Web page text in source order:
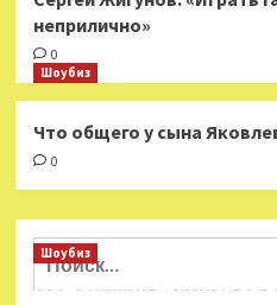
неприлично»
0
Шоубиз
Что общего у сына
0
Найти:
Шоубиз
Мошенники взялись за